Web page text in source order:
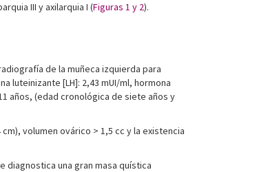
III y axilarquia I (Figuras 1 y 2).
de la muñeca izquierda para
luteinizante [LH]: 2,43 mUI/ml, hormona
años, (edad cronológica de siete años y
volumen ovárico > 1,5 cc y la existencia
diagnostica una gran masa quística